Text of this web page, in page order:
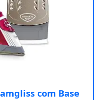
com Base